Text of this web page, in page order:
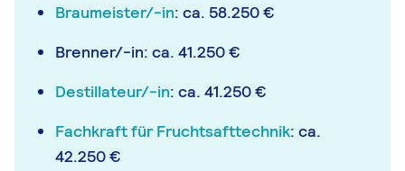
Braumeister/-in: ca. 58.250 €
Brenner/-in: ca. 41.250 €
Destillateur/-in: ca. 41.250 €
Fachkraft für Fruchtsafttechnik: ca.
42.250 €